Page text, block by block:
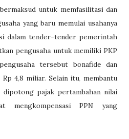
untuk memfasilitasi dan
yang baru memulai usahanya
dalam tender-tender pemerintah
pengusaha untuk memiliki PKP
tersebut bonafide dan
4,8 miliar. Selain itu, membantu
dipotong pajak pertambahan nilai
mengkompensasi PPN yang